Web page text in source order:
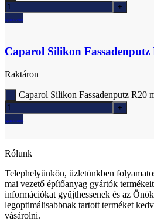
Ajánlatkérés
Caparol Silikon Fassadenputz
Raktáron
Caparol Silikon Fassadenputz R20
Ajánlatkérés
Rólunk
Telephelyünkön, üzletünkben
mai vezető építőanyag gyártók
információkat gyűjthessenek és az
legoptimálisabbnak tartott terméket
vásárolni.